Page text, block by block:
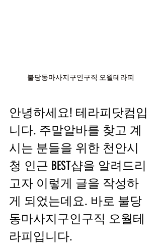
불당동마사지구인구직 오월테라피
안녕하세요! 테라피닷컴입
니다. 주말알바를 찾고 계
시는 분들을 위한 천안시
청 인근 BEST샵을 알려드리
고자 이렇게 글을 작성하
게 되었는데요. 바로 불당
동마사지구인구직 오월테
라피입니다.